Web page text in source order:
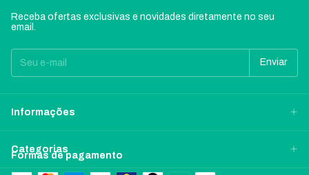
Receba ofertas exclusivas e novidades diretamente no seu
email.
Informações
Categorias
Formas de pagamento